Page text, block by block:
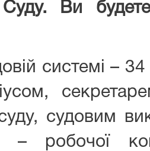
Суду. Ви
системі –
судовим
– робочої